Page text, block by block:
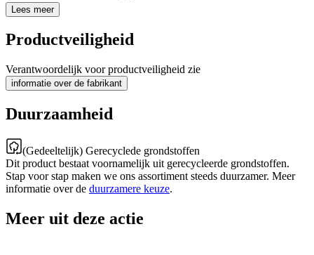
Lees meer
Productveiligheid
Verantwoordelijk voor productveiligheid zie
informatie over de fabrikant
Duurzaamheid
(Gedeeltelijk) Gerecyclede grondstoffen
Dit product bestaat voornamelijk uit gerecycleerde grondstoffen.
Stap voor stap maken we ons assortiment steeds duurzamer. Meer
informatie over de duurzamere keuze.
Meer uit deze actie